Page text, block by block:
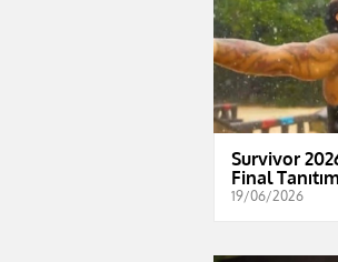
Survivor
Final
19/06/2026